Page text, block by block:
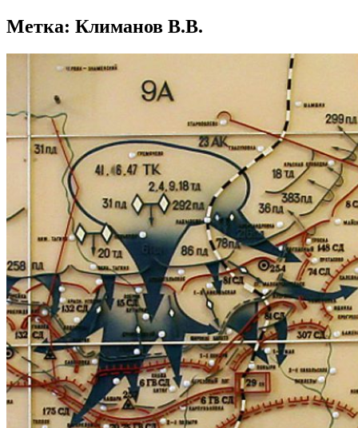
Метка: Климанов В.В.